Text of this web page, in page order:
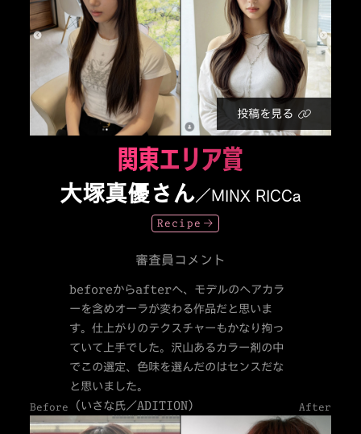
投稿を見る
関東エリア賞
大塚真優さん／MINX RICCa
Recipe
審査員コメント
beforeからafterへ、モデルのヘアカラ
ーを含めオーラが変わる作品だと思いま
す。仕上がりのテクスチャーもかなり拘っ
ていて上手でした。沢山あるカラー剤の中
でこの選定、色味を選んだのはセンスだな
と思いました。
（いさな氏／ADITION）
Before After